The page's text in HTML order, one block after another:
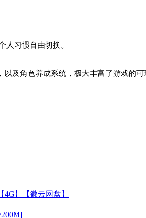
人习惯自由切换。
及角色养成系统，极大丰富了游戏的可
4G】【微云网盘】